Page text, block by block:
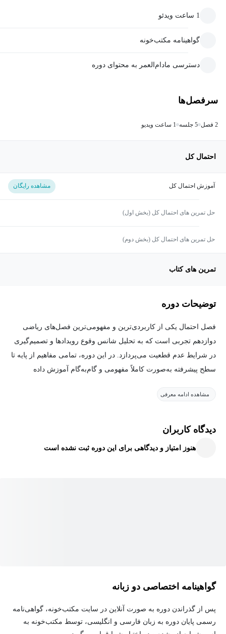
1 ساعت ویدئو
گواهینامه مکتب‌خونه
دسترسی مادام‌العمر به محتوای دوره
سرفصل‌ها
2 فصل 5 جلسه 1 ساعت ویدیو
احتمال کل
آموزش احتمال کل مشاهده رایگان
حل تمرین های احتمال کل (بخش اول)
حل تمرین های احتمال کل (بخش دوم)
تمرین های کتاب
توضیحات دوره
فصل احتمال یکی از کاربردی‌ترین و مفهومی‌ترین فصل‌های ریاضی
دوازدهم تجربی است که به تحلیل شانس وقوع رویدادها و تصمیم‌گیری
در شرایط عدم قطعیت می‌پردازد. در این دوره، تمامی مفاهیم از پایه تا
سطح پیشرفته به‌صورت کاملاً مفهومی و گام‌به‌گام آموزش داده
کند.
در طول آموزش، علاوه بر مفاهیم اصلی، روش‌های حل سریع تستی و
نکات مهم امتحانی نیز بررسی می‌شوند تا دانش‌آموز برای امتحانات
نهایی و کنکور آمادگی کامل داشته باشد.
قضیه احتمال کل
کاربردهای احتمال در مسائل واقعی
مشاهده ادامه معرفی
دیدگاه کاربران
هنوز امتیاز و دیدگاهی برای این دوره ثبت نشده است
گواهینامه اختصاصی دو زبانه
پس از گذراندن دوره به صورت آنلاین در سایت مکتب‌خونه، گواهی‌نامه
رسمی پایان دوره به زبان فارسی و انگلیسی، توسط مکتب‌خونه به